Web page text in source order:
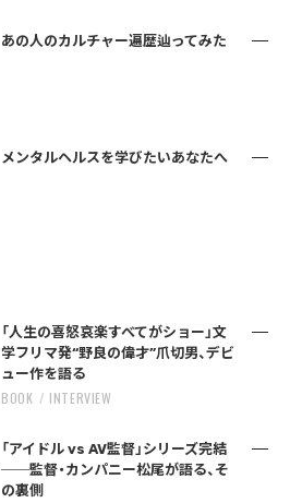
あの人のカルチャー遍歴辿ってみた
メンタルヘルスを学びたいあなたへ
「人生の喜怒哀楽すべてがショー」文
学フリマ発“野良の偉才”爪切男、デビ
ュー作を語る
BOOK INTERVIEW
「アイドル vs AV監督」シリーズ完結
──監督・カンパニー松尾が語る、そ
の裏側